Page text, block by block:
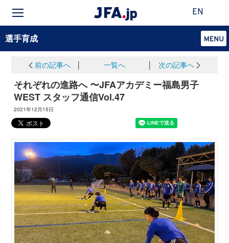
EN
選手育成
前の記事へ 一覧へ 次の記事へ
それぞれの進路へ 〜JFAアカデミー福島男子
WEST スタッフ通信Vol.47
2021年12月15日